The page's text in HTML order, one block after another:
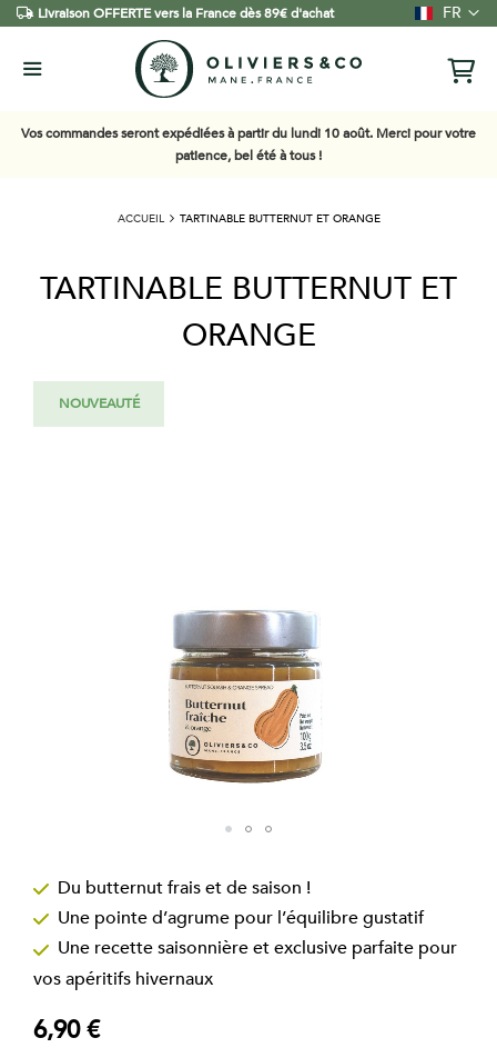
Livraison OFFERTE vers la France dès 89€ d'achat LangueFR
Vos commandes seront expédiées à partir du lundi 10 août. Merci pour votre
patience, bel été à tous !
NOUVEAUTÉ
the
beginning
of
images
ACCUEIL TARTINABLE BUTTERNUT ET ORANGE
TARTINABLE BUTTERNUT ET
ORANGE
Du butternut frais et de saison !
Une pointe d’agrume pour l’équilibre gustatif
Une recette saisonnière et exclusive parfaite pour
vos apéritifs hivernaux
6,90 €